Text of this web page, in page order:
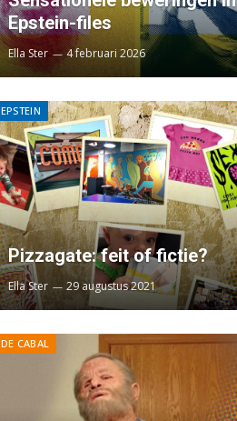
Epstein-files
Ella Ster 4 februari 2026
EPSTEIN
Pizzagate: feit of fictie?
Ella Ster 29 augustus 2021
DE CABAL